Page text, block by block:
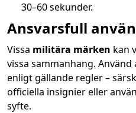
30–60 sekunder.
Ansvarsfull
Vissa militära märken kan
vissa sammanhang.
enligt gällande regler –
officiella insignier eller
syfte.